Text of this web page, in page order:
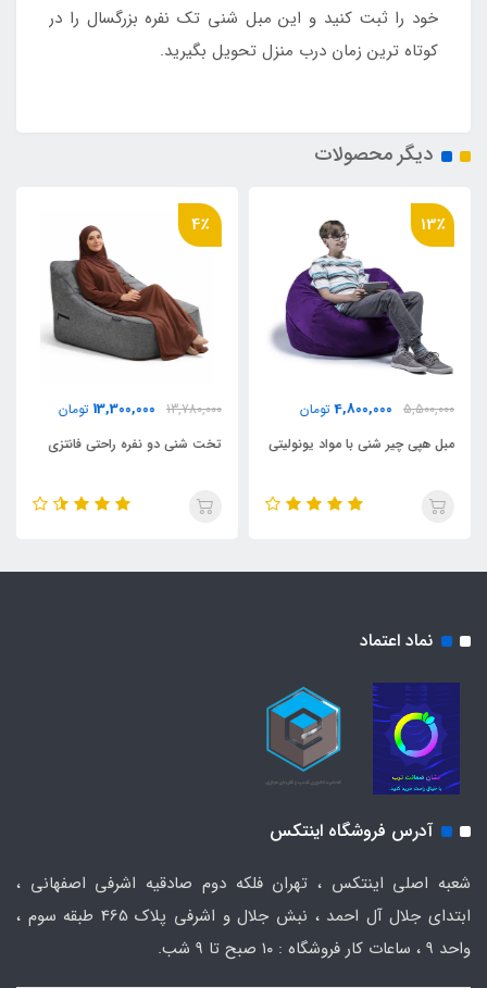
خود را ثبت کنید و این مبل شنی تک نفره بزرگسال را در
کوتاه ترین زمان درب منزل تحویل بگیرید.
دیگر محصولات
13٪
5,500,000
4,800,000 تومان
مبل هپی چیر شنی با مواد یونولیتی
4٪
13,780,000
13,300,000 تومان
تخت شنی دو نفره راحتی فانتزی
نماد اعتماد
آدرس فروشگاه اینتکس
شعبه اصلی اینتکس ، تهران فلکه دوم صادقیه اشرفی اصفهانی ،
ابتدای جلال آل احمد ، نبش جلال و اشرفی پلاک 465 طبقه سوم ،
واحد ۹ ، ساعات کار فروشگاه : ۱۰ صبح تا ۹ شب.